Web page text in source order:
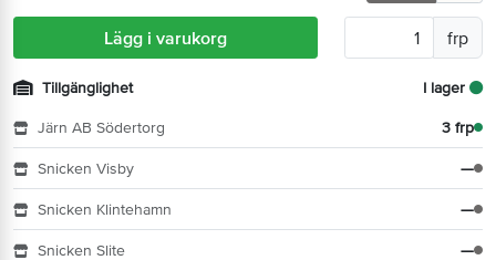
Lägg i varukorg frp
Tillgänglighet I lager
Järn AB Södertorg 3 frp
Snicken Visby —
Snicken Klintehamn —
Snicken Slite —